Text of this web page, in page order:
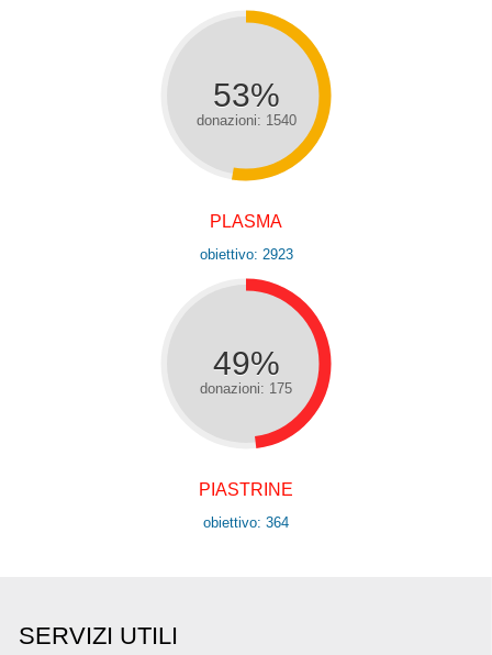
53%
donazioni: 1540
PLASMA
obiettivo: 2923
49%
donazioni: 175
PIASTRINE
obiettivo: 364
SERVIZI UTILI